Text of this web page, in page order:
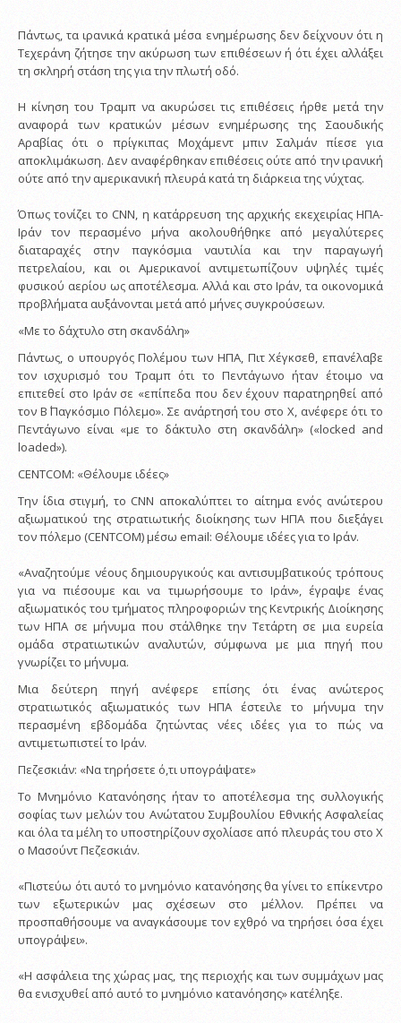
Πάντως, τα ιρανικά κρατικά μέσα ενημέρωσης δεν δείχνουν ότι η
Τεχεράνη ζήτησε την ακύρωση των επιθέσεων ή ότι έχει αλλάξει
τη σκληρή στάση της για την πλωτή οδό.
Η κίνηση του Τραμπ να ακυρώσει τις επιθέσεις ήρθε μετά την
αναφορά των κρατικών μέσων ενημέρωσης της Σαουδικής
Αραβίας ότι ο πρίγκιπας Μοχάμεντ μπιν Σαλμάν πίεσε για
αποκλιμάκωση. Δεν αναφέρθηκαν επιθέσεις ούτε από την ιρανική
ούτε από την αμερικανική πλευρά κατά τη διάρκεια της νύχτας.
Όπως τονίζει το CNN, η κατάρρευση της αρχικής εκεχειρίας ΗΠΑ-
Ιράν τον περασμένο μήνα ακολουθήθηκε από μεγαλύτερες
διαταραχές στην παγκόσμια ναυτιλία και την παραγωγή
πετρελαίου, και οι Αμερικανοί αντιμετωπίζουν υψηλές τιμές
φυσικού αερίου ως αποτέλεσμα. Αλλά και στο Ιράν, τα οικονομικά
προβλήματα αυξάνονται μετά από μήνες συγκρούσεων.
«Με το δάχτυλο στη σκανδάλη»
Πάντως, ο υπουργός Πολέμου των ΗΠΑ, Πιτ Χέγκσεθ, επανέλαβε
τον ισχυρισμό του Τραμπ ότι το Πεντάγωνο ήταν έτοιμο να
επιτεθεί στο Ιράν σε «επίπεδα που δεν έχουν παρατηρηθεί από
τον Β΄ Παγκόσμιο Πόλεμο». Σε ανάρτησή του στο X, ανέφερε ότι το
Πεντάγωνο είναι «με το δάκτυλο στη σκανδάλη» («locked and
loaded»).
CENTCOΜ: «Θέλουμε ιδέες»
Την ίδια στιγμή, το CNN αποκαλύπτει το αίτημα ενός ανώτερου
αξιωματικού της στρατιωτικής διοίκησης των ΗΠΑ που διεξάγει
τον πόλεμο (CENTCOM) μέσω email: Θέλουμε ιδέες για το Ιράν.
«Αναζητούμε νέους δημιουργικούς και αντισυμβατικούς τρόπους
για να πιέσουμε και να τιμωρήσουμε το Ιράν», έγραψε ένας
αξιωματικός του τμήματος πληροφοριών της Κεντρικής Διοίκησης
των ΗΠΑ σε μήνυμα που στάλθηκε την Τετάρτη σε μια ευρεία
ομάδα στρατιωτικών αναλυτών, σύμφωνα με μια πηγή που
γνωρίζει το μήνυμα.
Μια δεύτερη πηγή ανέφερε επίσης ότι ένας ανώτερος
στρατιωτικός αξιωματικός των ΗΠΑ έστειλε το μήνυμα την
περασμένη εβδομάδα ζητώντας νέες ιδέες για το πώς να
αντιμετωπιστεί το Ιράν.
Πεζεσκιάν: «Να τηρήσετε ό,τι υπογράψατε»
Το Μνημόνιο Κατανόησης ήταν το αποτέλεσμα της συλλογικής
σοφίας των μελών του Ανώτατου Συμβουλίου Εθνικής Ασφαλείας
και όλα τα μέλη το υποστηρίζουν σχολίασε από πλευράς του στο X
ο Μασούντ Πεζεσκιάν.
«Πιστεύω ότι αυτό το μνημόνιο κατανόησης θα γίνει το επίκεντρο
των εξωτερικών μας σχέσεων στο μέλλον. Πρέπει να
προσπαθήσουμε να αναγκάσουμε τον εχθρό να τηρήσει όσα έχει
υπογράψει».
«Η ασφάλεια της χώρας μας, της περιοχής και των συμμάχων μας
θα ενισχυθεί από αυτό το μνημόνιο κατανόησης» κατέληξε.